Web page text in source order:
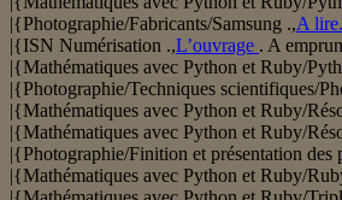
|{Photographie/Fabricants/Samsung .,A lire.
|{ISN Numérisation .,L’ouvrage . A
|{Mathématiques avec Python et Ruby/
|{Photographie/Techniques scientifiques/
|{Mathématiques avec Python et Ruby/
|{Mathématiques avec Python et Ruby/
|{Photographie/Finition et présentation des
|{Mathématiques avec Python et Ruby/